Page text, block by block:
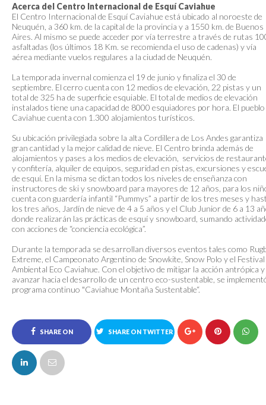
Acerca del Centro Internacional de Esquí Caviahue
El Centro Internacional de Esquí Caviahue está ubicado al noroeste de
Neuquén, a 360 km. de la capital de la provincia y a 1550 km. de Buenos
Aires. Al mismo se puede acceder por vía terrestre a través de rutas
asfaltadas (los últimos 18 Km. se recomienda el uso de cadenas) y vía
aérea mediante vuelos regulares a la ciudad de Neuquén.
La temporada invernal comienza el 19 de junio y finaliza el 30 de
septiembre. El cerro cuenta con 12 medios de elevación, 22 pistas y un
total de 325 ha de superficie esquiable. El total de medios de elevación
instalados tiene una capacidad de 8000 esquiadores por hora. El pueblo
Caviahue cuenta con 1.300 alojamientos turísticos.
Su ubicación privilegiada sobre la alta Cordillera de Los Andes garantiza
gran cantidad y la mejor calidad de nieve. El Centro brinda además de
alojamientos y pases a los medios de elevación, servicios de
y confitería, alquiler de equipos, seguridad en pistas, excursiones y
de esquí. En la misma se dictan todos los niveles de enseñanza con
instructores de ski y snowboard para mayores de 12 años, para los
cuenta con guardería infantil “Pummys” a partir de los tres meses y
los tres años, Jardín de nieve de 4 a 5 años y el Club Junior de 6 a 13
donde realizarán las prácticas de esquí y snowboard, sumando
con acciones de “conciencia ecológica”.
Durante la temporada se desarrollan diversos eventos tales como
Extreme, el Campeonato Argentino de Snowkite, Snow Polo y el Festival
Ambiental Eco Caviahue. Con el objetivo de mitigar la acción antrópica y
avanzar hacia el desarrollo de un centro eco-sustentable, se
programa continuo "Caviahue Montaña Sustentable“.
SHARE ON
FACEBOOK
SHARE ON TWITTER